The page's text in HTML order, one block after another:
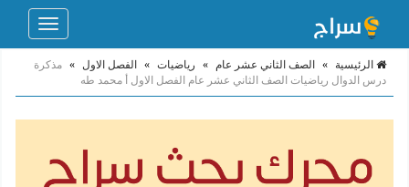
Toggle
الرئيسية » الصف الثاني عشر عام » رياضيات » الفصل الاول » مذكرة
درس الدوال رياضيات الصف الثاني عشر عام الفصل الاول أ محمد طه